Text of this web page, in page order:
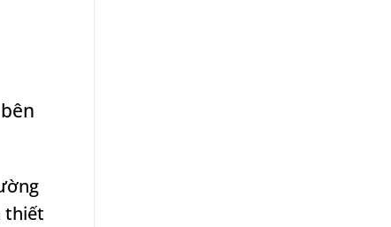
thiết